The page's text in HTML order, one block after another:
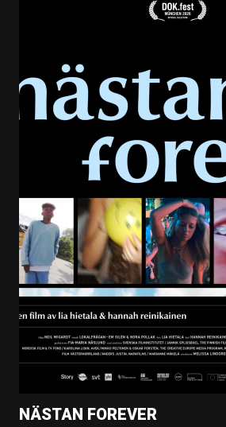
NÄSTAN FOREVER